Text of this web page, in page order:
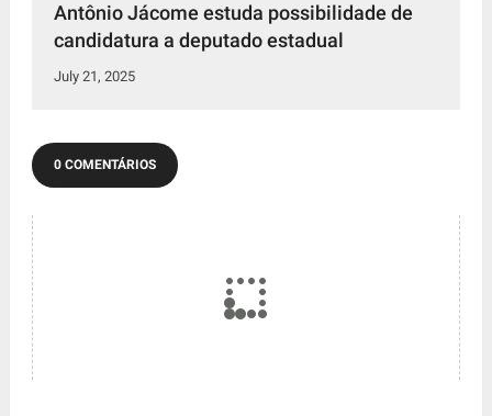
Antônio Jácome estuda possibilidade de
candidatura a deputado estadual
July 21, 2025
0 COMENTÁRIOS